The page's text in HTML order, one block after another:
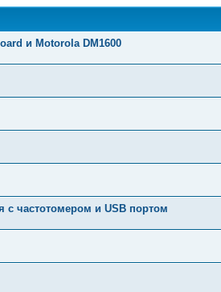
и Motorola DM1600
с частотомером и USB портом